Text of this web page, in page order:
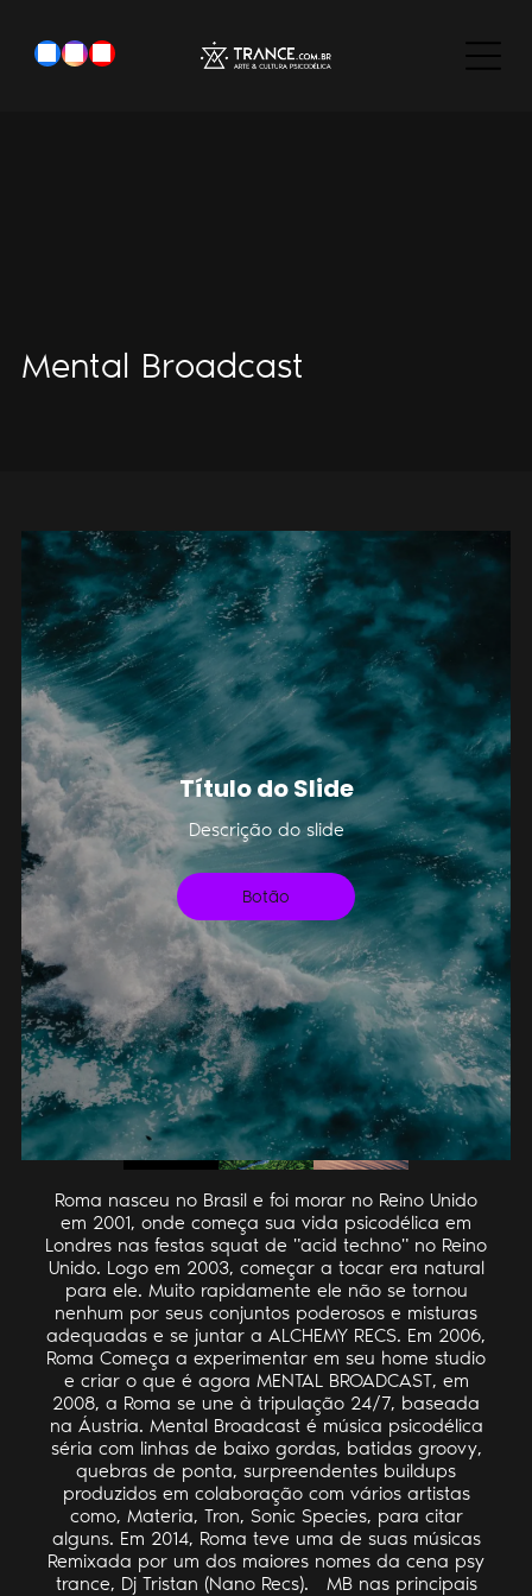
Mental Broadcast
Roma nasceu no Brasil e foi morar no Reino Unido
em 2001, onde começa sua vida psicodélica em
Londres nas festas squat de "acid techno" no Reino
Unido. Logo em 2003, começar a tocar era natural
para ele. Muito rapidamente ele não se tornou
nenhum por seus conjuntos poderosos e misturas
adequadas e se juntar a ALCHEMY RECS. Em 2006,
Roma Começa a experimentar em seu home studio
e criar o que é agora MENTAL BROADCAST, em
2008, a Roma se une à tripulação 24/7, baseada
na Áustria. Mental Broadcast é música psicodélica
séria com linhas de baixo gordas, batidas groovy,
quebras de ponta, surpreendentes buildups
produzidos em colaboração com vários artistas
como, Materia, Tron, Sonic Species, para citar
alguns. Em 2014, Roma teve uma de suas músicas
Remixada por um dos maiores nomes da cena psy
trance, Dj Tristan (Nano Recs). MB nas principais
Título do Slide
Descrição do slide
Botão